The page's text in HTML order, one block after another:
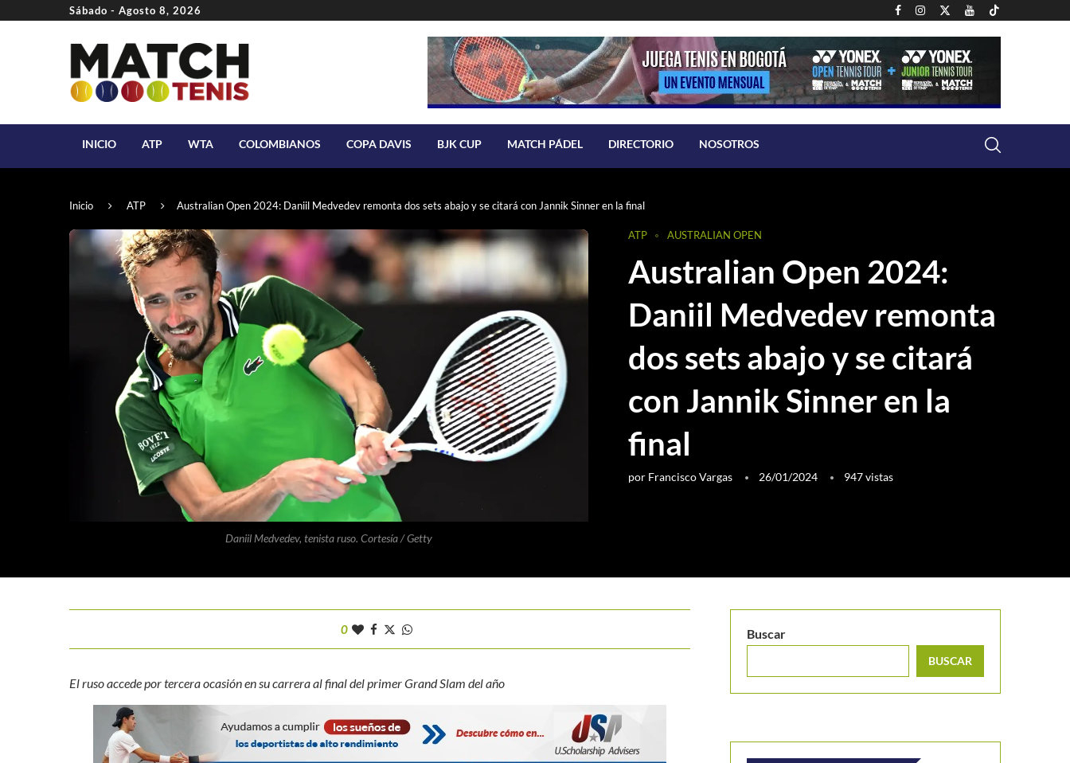
Sábado - Agosto 8, 2026
INICIO ATP WTA COLOMBIANOS COPA DAVIS BJK CUP MATCH PÁDEL DIRECTORIO NOSOTROS
Inicio ATP Australian Open 2024: Daniil Medvedev remonta dos sets abajo y se citará con Jannik Sinner en la final
ATP AUSTRALIAN OPEN
Australian Open 2024:
Daniil Medvedev remonta
dos sets abajo y se citará
con Jannik Sinner en la
final
por Francisco Vargas 26/01/2024 947vistas
Daniil Medvedev, tenista ruso. Cortesía / Getty
0
El ruso accede por tercera ocasión en su carrera al final del primer Grand Slam del año
Buscar
BUSCAR